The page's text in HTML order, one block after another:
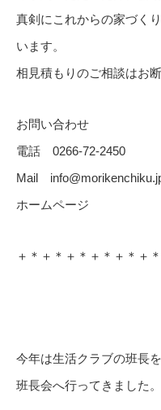
真剣にこれからの家づく
います。
相見積もりのご相談はお
お問い合わせ
電話 0266-72-2450
Mail
ホームページ
＋＊＋＊＋＊＋＊＋＊＋
今年は生活クラブの班長
班長会へ行ってきました。